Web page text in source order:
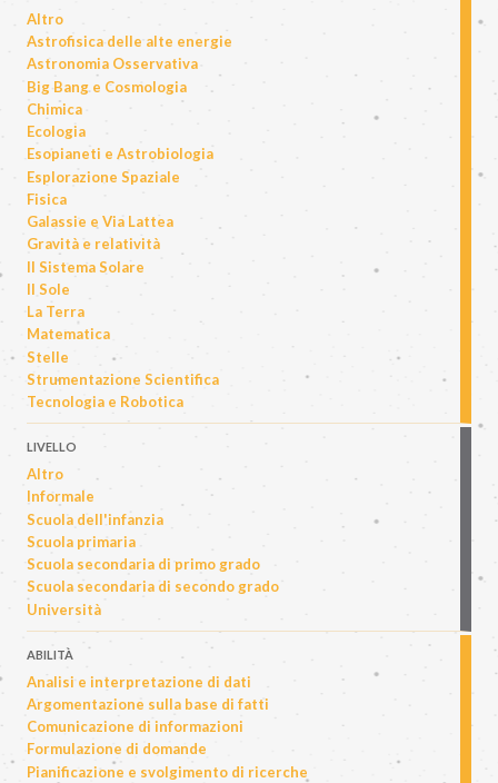
Altro
Astrofisica delle alte energie
Astronomia Osservativa
Big Bang e Cosmologia
Chimica
Ecologia
Esopianeti e Astrobiologia
Esplorazione Spaziale
Fisica
Galassie e Via Lattea
Gravità e relatività
Il Sistema Solare
Il Sole
La Terra
Matematica
Stelle
Strumentazione Scientifica
Tecnologia e Robotica
LIVELLO
Altro
Informale
Scuola dell'infanzia
Scuola primaria
Scuola secondaria di primo grado
Scuola secondaria di secondo grado
Università
ABILITÀ
Analisi e interpretazione di dati
Argomentazione sulla base di fatti
Comunicazione di informazioni
Formulazione di domande
Pianificazione e svolgimento di ricerche